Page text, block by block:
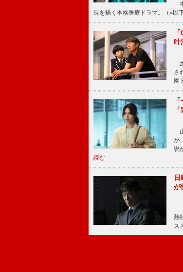
長を描く本格医療ドラマ。（※
叶
さ
園
が
説
読む
が
熱
ス